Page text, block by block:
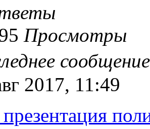
Просмотры
2017, 11:49